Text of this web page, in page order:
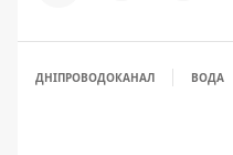
ДНІПРОВОДОКАНАЛ ВОДА